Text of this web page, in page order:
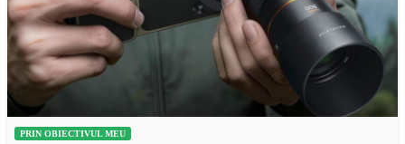
PRIN OBIECTIVUL MEU